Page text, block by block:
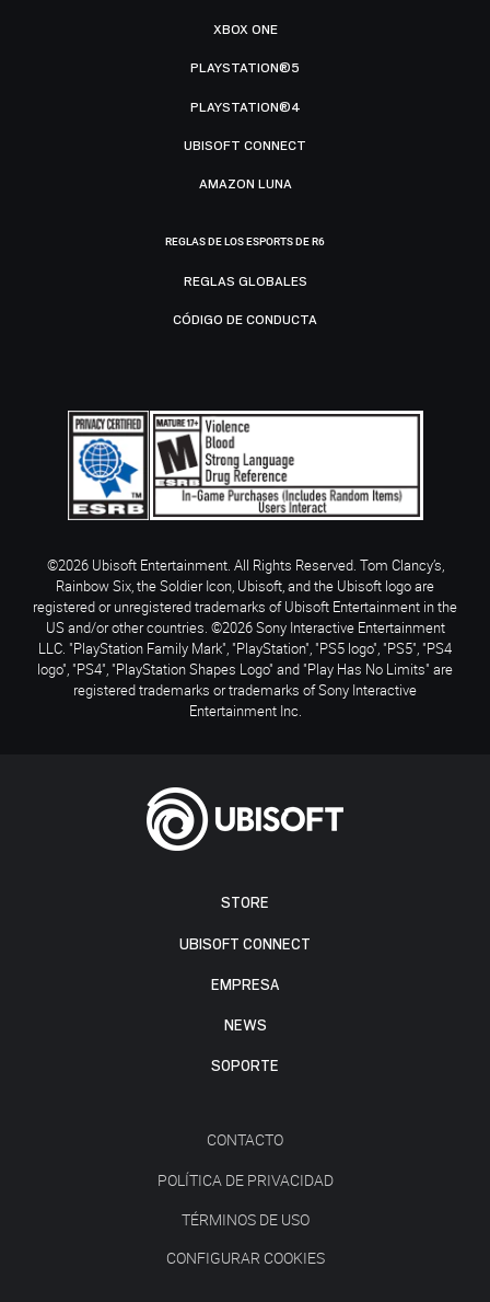
STORE
UBISOFT CONNECT
EMPRESA
NEWS
SOPORTE
CONTACTO
POLÍTICA DE PRIVACIDAD
TÉRMINOS DE USO
CONFIGURAR COOKIES
XBOX ONE
PLAYSTATION®5
PLAYSTATION®4
UBISOFT CONNECT
AMAZON LUNA
REGLAS DE LOS ESPORTS DE R6
REGLAS GLOBALES
CÓDIGO DE CONDUCTA
©2026 Ubisoft Entertainment. All Rights Reserved. Tom Clancy’s,
Rainbow Six, the Soldier Icon, Ubisoft, and the Ubisoft logo are
registered or unregistered trademarks of Ubisoft Entertainment in the
US and/or other countries. ©2026 Sony Interactive Entertainment
LLC. "PlayStation Family Mark", "PlayStation", "PS5 logo", "PS5", "PS4
logo", "PS4", "PlayStation Shapes Logo" and "Play Has No Limits" are
registered trademarks or trademarks of Sony Interactive
Entertainment Inc.